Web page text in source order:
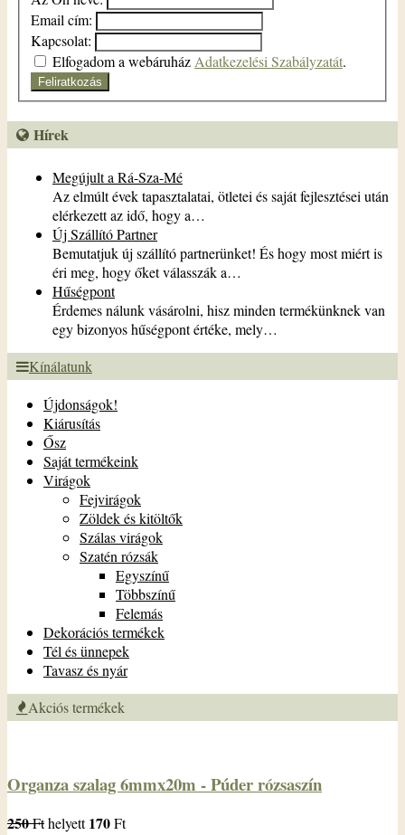
Email cím:
Kapcsolat:
Elfogadom a webáruház Adatkezelési Szabályzatát.
Feliratkozás
Hírek
Megújult a Rá-Sza-Mé
Az elmúlt évek tapasztalatai, ötletei és saját fejlesztései után
elérkezett az idő, hogy a…
Új Szállító Partner
Bemutatjuk új szállító partnerünket! És hogy most miért is
éri meg, hogy őket válasszák a…
Hűségpont
Érdemes nálunk vásárolni, hisz minden termékünknek van
egy bizonyos hűségpont értéke, mely…
Kínálatunk
Újdonságok!
Kiárusítás
Ősz
Saját termékeink
Virágok
Fejvirágok
Zöldek és kitöltők
Szálas virágok
Szatén rózsák
Egyszínű
Többszínű
Felemás
Dekorációs termékek
Tél és ünnepek
Tavasz és nyár
Akciós termékek
Organza szalag 6mmx20m - Púder rózsaszín
250Fthelyett170Ft